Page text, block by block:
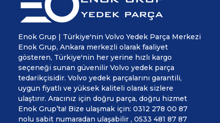
Enok Grup | Türkiye'nin Volvo Yedek Parça Merkezi
Enok Grup, Ankara merkezli olarak faaliyet
gösteren, Türkiye'nin her yerine hızlı kargo
seçeneği sunan güvenilir Volvo yedek parça
tedarikçisidir. Volvo yedek parçalarını garantili,
uygun fiyatlı ve yüksek kaliteli olarak sizlere
ulaştırır. Aracınız için doğru parça, doğru hizmet
Enok Grup’ta! Bize ulaşmak için: 0312 278 00 87
nolu sabit numaradan ulaşabilir , 0533 481 87 87